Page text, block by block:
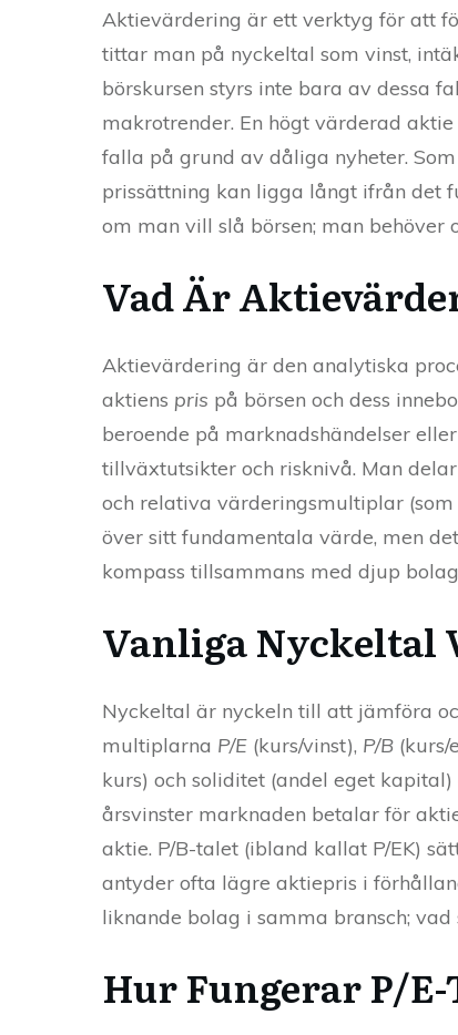
Aktievärdering är ett verktyg för att
tittar man på nyckeltal som vinst,
börskursen styrs inte bara av dessa
makrotrender. En högt värderad
falla på grund av dåliga nyheter.
prissättning kan ligga långt ifrån det
om man vill slå börsen; man behöver
Vad Är
Aktievärdering är den analytiska
aktiens pris på börsen och dess
beroende på marknadshändelser
tillväxtutsikter och risknivå. Man
och relativa värderingsmultiplar
över sitt fundamentala värde, men
kompass tillsammans med djup
Vanliga
Nyckeltal är nyckeln till att jämföra
multiplarna P/E (kurs/vinst), P/B (kurs/
kurs) och soliditet (andel eget
årsvinster marknaden betalar för
aktie. P/B-talet (ibland kallat P/EK)
antyder ofta lägre aktiepris i
liknande bolag i samma bransch;
Hur Fungerar P/E-